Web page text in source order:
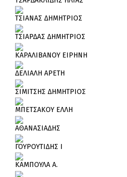
ΤΣΙΑΝΑΣ ΔΗΜΗΤΡΙΟΣ
ΤΣΙΑΡΔΑΣ ΔΗΜΗΤΡΙΟΣ
ΚΑΡΑΛΙΒΑΝΟΥ ΕΙΡΗΝΗ
ΔΕΛΙΑΛΗ ΑΡΕΤΗ
ΣΙΜΙΤΣΗΣ ΔΗΜΗΤΡΙΟΣ
ΜΠΕΤΣΑΚΟΥ ΕΛΛΗ
ΑΘΑΝΑΣΙΑΔΗΣ
ΓΟΥΡΟΥΤΙΔΗΣ Ι
ΚΑΜΠΟΥΛΑ Α.